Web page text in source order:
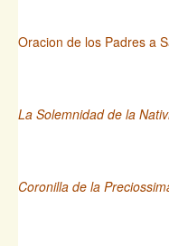
Oracion de los Padres a
La Solemnidad de la
Coronilla de la